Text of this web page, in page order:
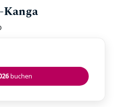
Kanga
buchen